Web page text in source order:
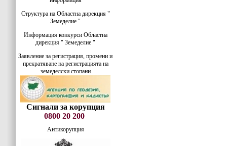
Структура на Областна дирекция "
Земеделие "
Информация конкурси Областна
дирекция " Земеделие "
Заявление за регистрация, промени и
прекратяване на регистрацията на
земеделски стопани
Сигнали за корупция
0800 20 200
Антикорупция